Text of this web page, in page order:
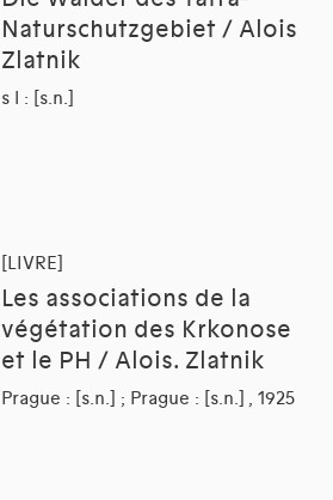
Naturschutzgebiet / Alois
Zlatnik
s l : [s.n.]
[LIVRE]
Les associations de la
végétation des Krkonose
et le PH / Alois. Zlatnik
Prague : [s.n.] ; Prague : [s.n.] , 1925